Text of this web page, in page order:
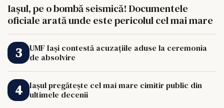
Iașul, pe o bombă seismică! Documentele
oficiale arată unde este pericolul cel mai mare
UMF Iași contestă acuzațiile aduse la ceremonia
de absolvire
Iașul pregătește cel mai mare cimitir public din
ultimele decenii